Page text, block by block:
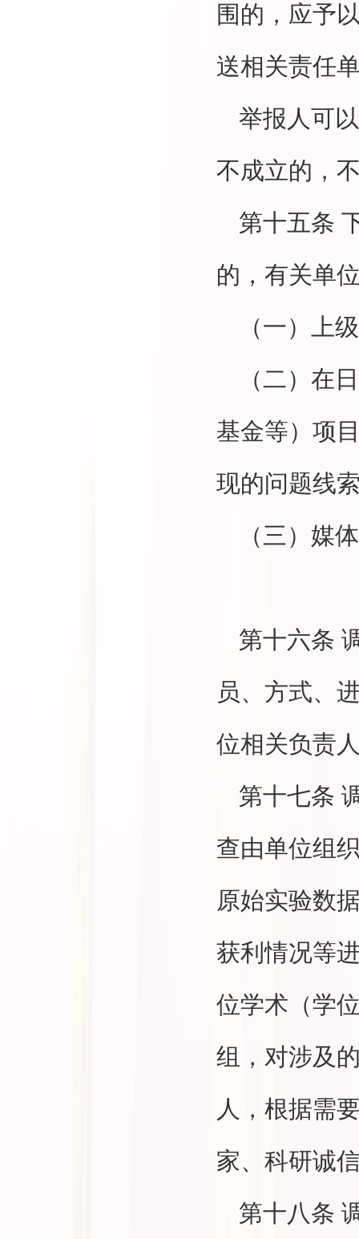
围的，应予
送相关责任
举报人可
不成立的，
第十五条
的，有关单
（一）上
（二）在
基金等）项
现的问题线
（三）媒
第十六条
员、方式、
位相关负责
第十七条
查由单位组
原始实验数
获利情况等
位学术（学
组，对涉及
人，根据需
家、科研诚
第十八条